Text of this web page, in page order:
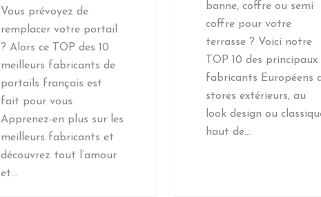
Vous prévoyez de
remplacer votre portail
? Alors ce TOP des 10
meilleurs fabricants de
portails français est
fait pour vous.
Apprenez-en plus sur les
meilleurs fabricants et
découvrez tout l’amour
et…
banne, coffre ou semi
coffre pour votre
terrasse ? Voici notre
TOP 10 des principaux
fabricants Européens
stores extérieurs, au
look design ou
haut de…